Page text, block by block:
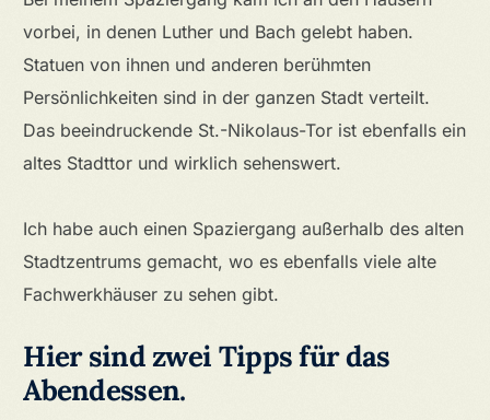
vorbei, in denen Luther und Bach gelebt haben.
Statuen von ihnen und anderen berühmten
Persönlichkeiten sind in der ganzen Stadt verteilt.
Das beeindruckende St.-Nikolaus-Tor ist ebenfalls ein
altes Stadttor und wirklich sehenswert.
Ich habe auch einen Spaziergang außerhalb des alten
Stadtzentrums gemacht, wo es ebenfalls viele alte
Fachwerkhäuser zu sehen gibt.
Hier sind zwei Tipps für das
Abendessen.